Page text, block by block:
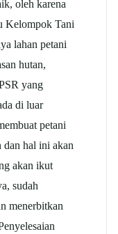
oleh karena
Kelompok Tani
lahan petani
hutan,
yang
di luar
petani
dan hal ini akan
akan ikut
sudah
menerbitkan